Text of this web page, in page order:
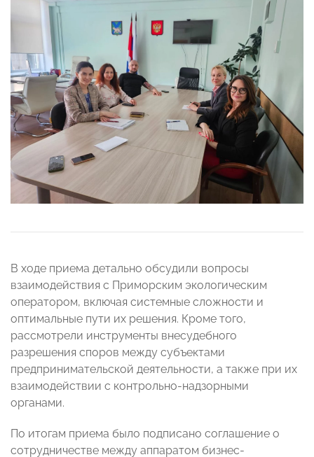
В ходе приема детально обсудили вопросы
взаимодействия с Приморским экологическим
оператором, включая системные сложности и
оптимальные пути их решения. Кроме того,
рассмотрели инструменты внесудебного
разрешения споров между субъектами
предпринимательской деятельности, а также при их
взаимодействии с контрольно-надзорными
органами.
По итогам приема было подписано соглашение о
сотрудничестве между аппаратом бизнес-